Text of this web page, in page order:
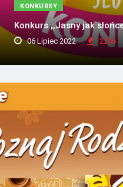
KONKURSY
Konkurs ,,Jasny jak
06 Lipiec 2022 2206